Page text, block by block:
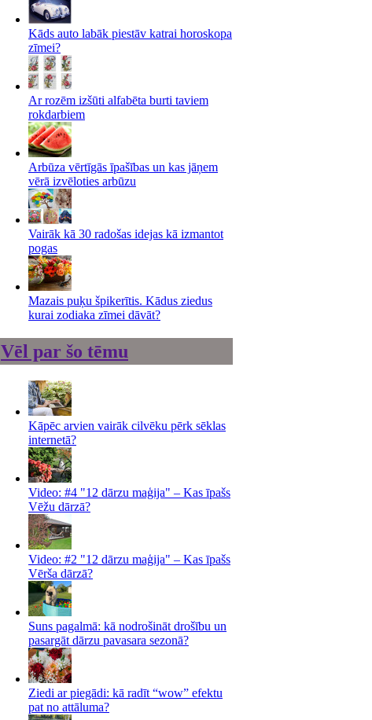
Kāds auto labāk piestāv katrai horoskopa
zīmei?
Ar rozēm izšūti alfabēta burti taviem
rokdarbiem
Arbūza vērtīgās īpašības un kas jāņem
vērā izvēloties arbūzu
Vairāk kā 30 radošas idejas kā izmantot
pogas
Mazais puķu špikerītis. Kādus ziedus
kurai zodiaka zīmei dāvāt?
Vēl par šo tēmu
Kāpēc arvien vairāk cilvēku pērk sēklas
internetā?
Video: #4 "12 dārzu maģija" – Kas īpašs
Vēžu dārzā?
Video: #2 "12 dārzu maģija" – Kas īpašs
Vērša dārzā?
Suns pagalmā: kā nodrošināt drošību un
pasargāt dārzu pavasara sezonā?
Ziedi ar piegādi: kā radīt “wow” efektu
pat no attāluma?